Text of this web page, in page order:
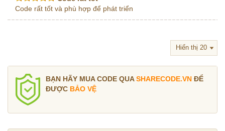
Code rất tốt và phù hợp để phát triển
BẠN HÃY MUA CODE QUASHARECODE.VN ĐỂ
ĐƯỢC BẢO VỆ